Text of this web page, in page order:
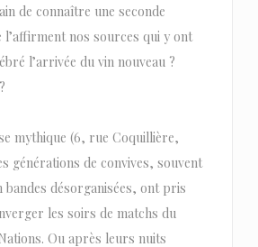
de connaître une seconde
l’affirment nos sources qui y ont
l’arrivée du vin nouveau ?
mythique (6, rue Coquillière,
générations de convives, souvent
bandes désorganisées, ont pris
les soirs de matchs du
Ou après leurs nuits